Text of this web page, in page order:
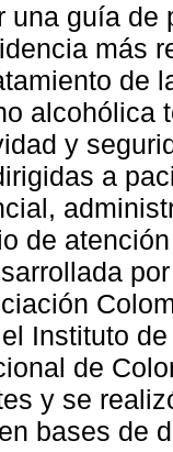
una guía de
más
de
alcohólica
y
a
de
Instituto
de
y se
bases de